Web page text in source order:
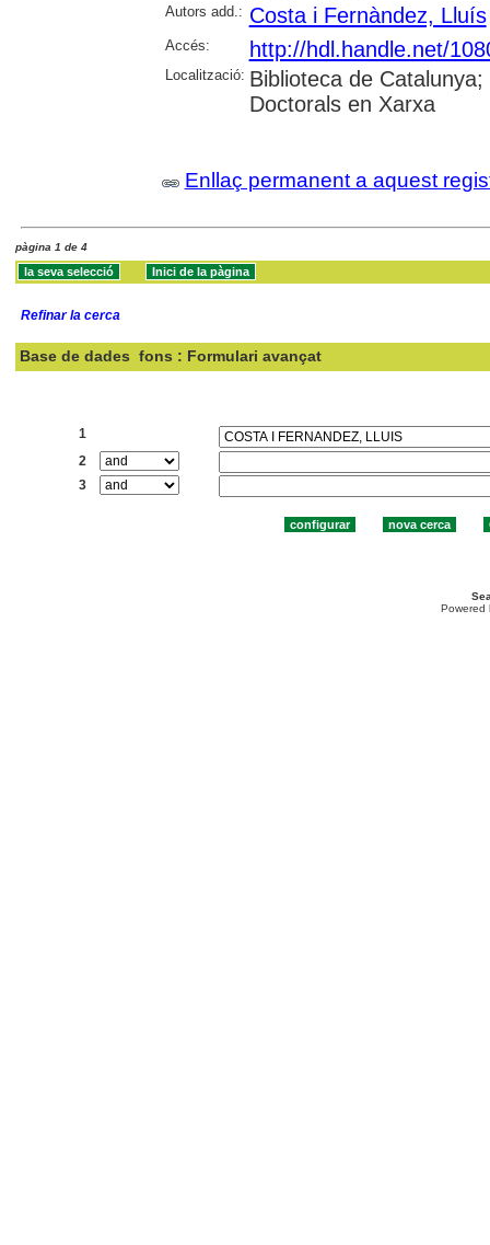
Autors add.: Costa i Fernàndez, Lluís
Accés: http://hdl.handle.net/
Localització: Biblioteca de
Doctorals en Xarxa
Enllaç permanent a aquest
pàgina 1 de 4
Refinar la cerca
Base de dades fons : Formulari avançat
1
2
3